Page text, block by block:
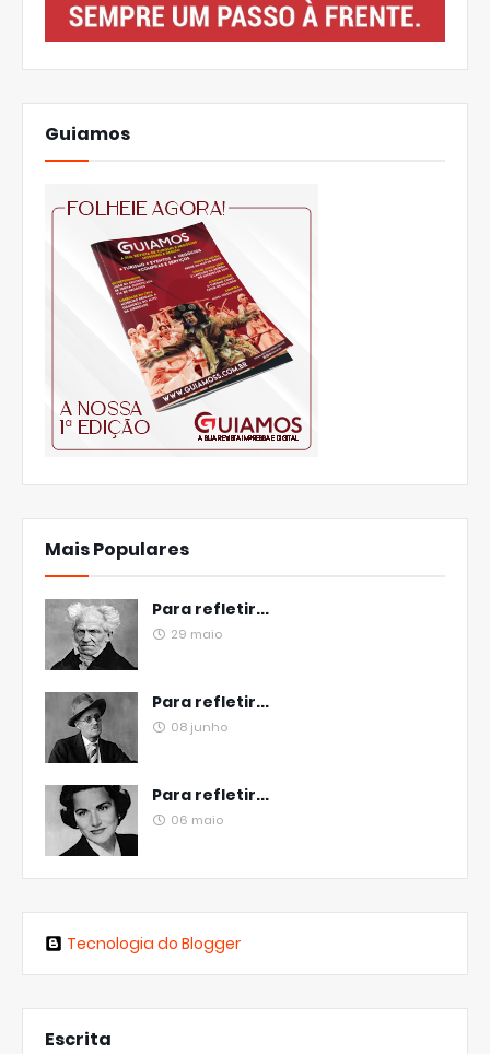
Guiamos
Mais Populares
Para refletir...
29 maio
Para refletir...
08 junho
Para refletir...
06 maio
Tecnologia do Blogger
Escrita